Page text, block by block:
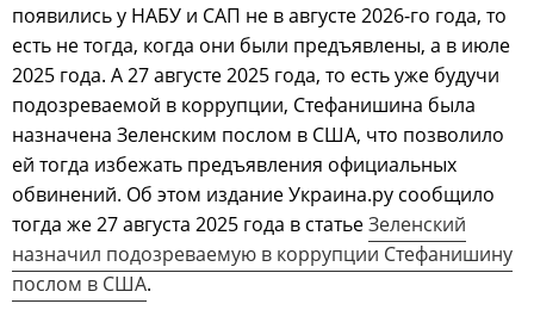
появились у НАБУ и САП не в августе 2026-го года, то
есть не тогда, когда они были предъявлены, а в июле
2025 года. А 27 августе 2025 года, то есть уже будучи
подозреваемой в коррупции, Стефанишина была
назначена Зеленским послом в США, что позволило
ей тогда избежать предъявления официальных
обвинений. Об этом издание Украина.ру сообщило
тогда же 27 августа 2025 года в статьеЗеленский
назначил подозреваемую в коррупции Стефанишину
послом в США.